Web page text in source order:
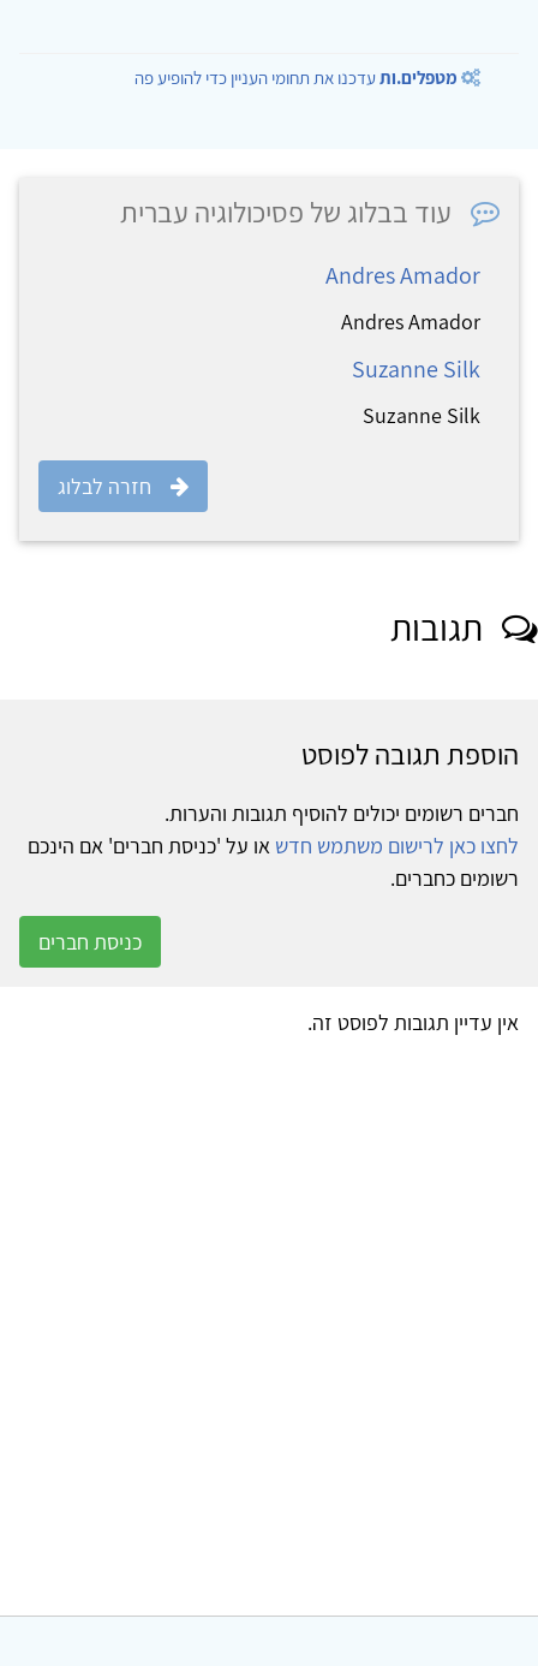
מטפלים.ותעדכנו את תחומי העניין כדי להופיע פה
עוד בבלוג של פסיכולוגיה עברית
Andres Amador
Andres Amador
Suzanne Silk
Suzanne Silk
חזרה לבלוג
תגובות
הוספת תגובה לפוסט
חברים רשומים יכולים להוסיף תגובות והערות.
לחצו כאן לרישום משתמש חדש או על 'כניסת חברים' אם הינכם
רשומים כחברים.
כניסת חברים
אין עדיין תגובות לפוסט זה.